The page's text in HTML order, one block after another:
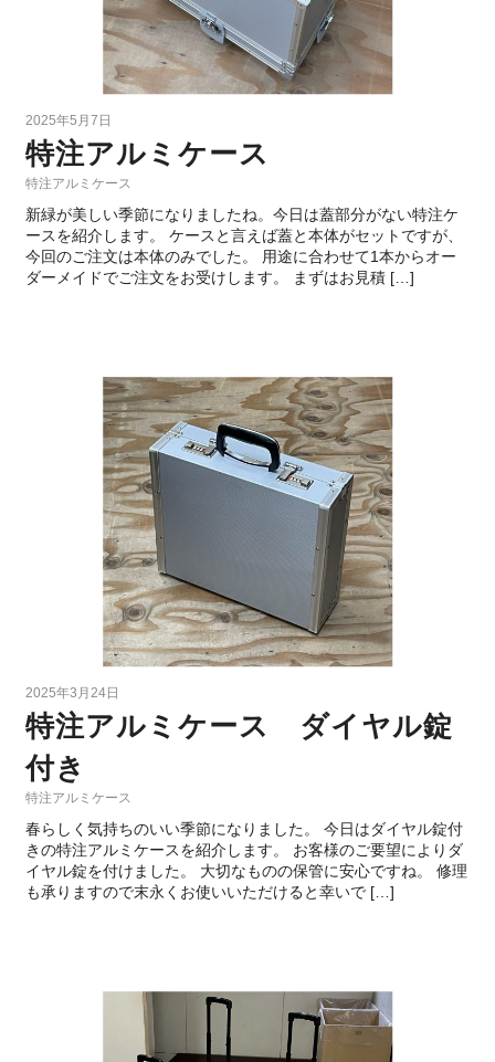
2025年5月7日
特注アルミケース
特注アルミケース
新緑が美しい季節になりましたね。今日は蓋部分がない特注ケ
ースを紹介します。 ケースと言えば蓋と本体がセットですが、
今回のご注文は本体のみでした。 用途に合わせて1本からオー
ダーメイドでご注文をお受けします。 まずはお見積 […]
2025年3月24日
特注アルミケース ダイヤル錠
付き
特注アルミケース
春らしく気持ちのいい季節になりました。 今日はダイヤル錠付
きの特注アルミケースを紹介します。 お客様のご要望によりダ
イヤル錠を付けました。 大切なものの保管に安心ですね。 修理
も承りますので末永くお使いいただけると幸いで […]